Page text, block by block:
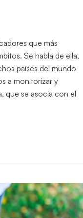
que más
Se habla de ella,
países del mundo
a monitorizar y
que se asocia con el